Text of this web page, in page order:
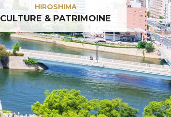
HIROSHIMA
CULTURE & PATRIMOINE